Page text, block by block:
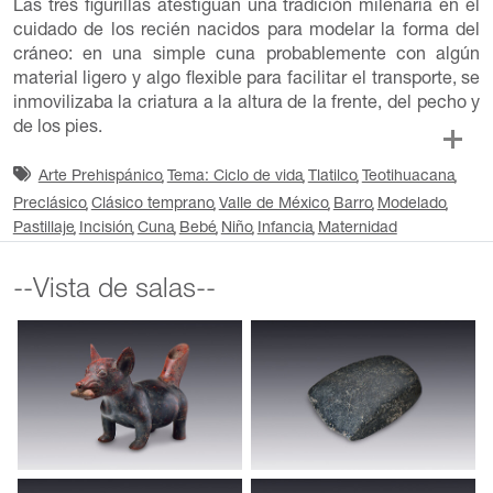
Las tres figurillas atestiguan una tradición milenaria en el
cuidado de los recién nacidos para modelar la forma del
cráneo: en una simple cuna probablemente con algún
material ligero y algo flexible para facilitar el transporte, se
inmovilizaba la criatura a la altura de la frente, del pecho y
de los pies.
Arte Prehispánico Tema: Ciclo de vida Tlatilco Teotihuacana
Preclásico Clásico temprano Valle de México Barro Modelado
Pastillaje Incisión Cuna Bebé Niño Infancia Maternidad
--Vista de salas--